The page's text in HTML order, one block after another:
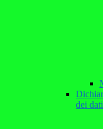
dei dati